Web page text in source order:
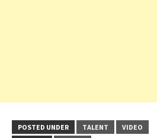
POSTED UNDER TALENT
VIDEO